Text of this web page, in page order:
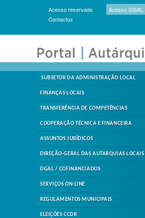
Acesso reservado
Acesso SISAL
Contactos
SUBSETOR DA ADMINISTRAÇÃO LOCAL
FINANÇAS LOCAIS
TRANSFERÊNCIA DE COMPETÊNCIAS
COOPERAÇÃO TÉCNICA E FINANCEIRA
ASSUNTOS JURÍDICOS
DIREÇÃO-GERAL DAS AUTARQUIAS LOCAIS
DGAL / COFINANCIADOS
SERVIÇOS ON-LINE
REGULAMENTOS MUNICIPAIS
ELEIÇÕES CCDR